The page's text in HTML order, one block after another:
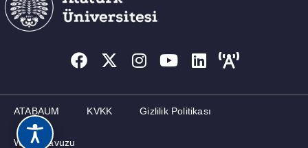
ATABAUM KVKK Gizlilik Politikası
Web Kılavuzu